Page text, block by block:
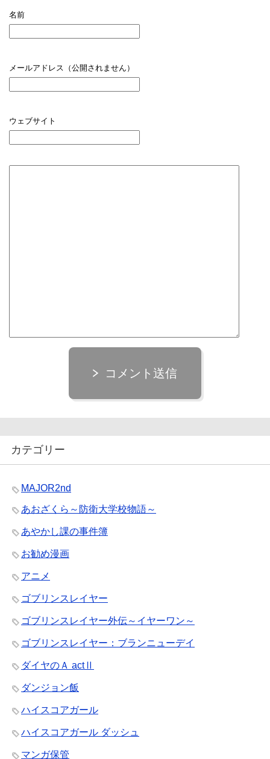
名前
メールアドレス（公開されません）
ウェブサイト
コメント送信
カテゴリー
MAJOR2nd
あおざくら～防衛大学校物語～
あやかし課の事件簿
お勧め漫画
アニメ
ゴブリンスレイヤー
ゴブリンスレイヤー外伝～イヤーワン～
ゴブリンスレイヤー：ブランニューデイ
ダイヤのＡ actⅡ
ダンジョン飯
ハイスコアガール
ハイスコアガール ダッシュ
マンガ保管